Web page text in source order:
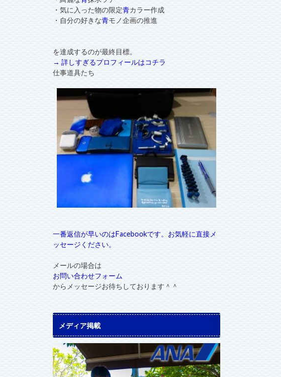
・気に入った物の限定青カラー作成
・自分の好きな青モノ企画の推進
を達成するのが最終目標。
→ 詳しすぎるプロフィールはコチラ
仕事道具たち
一番返信が早いのはFacebookです。お気軽に直接メ
ッセージください。
メールの場合は
お問い合わせフォーム
からメッセージお待ちしております＾＾
メディア掲載